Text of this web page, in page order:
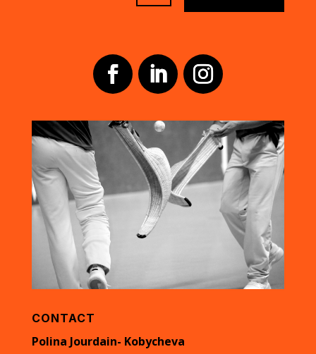
CONTACT
Polina Jourdain- Kobycheva